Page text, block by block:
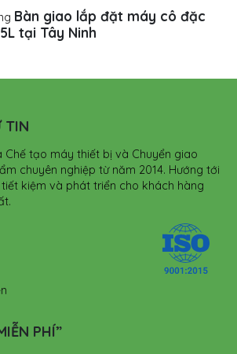
Bàn giao lắp đặt máy cô đặc
tại Tây Ninh
TIN
Chế tạo máy thiết bị và Chuyển giao
chuyên nghiệp từ năm 2014. Hướng tới
kiệm và phát triển cho khách hàng
PHÍ”